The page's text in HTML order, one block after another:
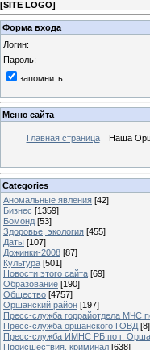
[SITE LOGO]
Форма входа
Логин:
Пароль:
запомнить
Меню сайта
Главная страница Наша
Categories
Аномальные явления [42]
Бизнес [1359]
Бомонд [53]
Здоровье, экология [455]
Даты [107]
Дожинки-2008 [87]
Культура [501]
Новости этого сайта [69]
Образование [190]
Общество [4757]
Оршанский район [197]
Пресс-служба горрайотдела МЧС
Пресс-служба оршанского ГОВД [8]
Пресс-служба ИМНС РБ по г. Орша
Проиcшествия, криминал [638]